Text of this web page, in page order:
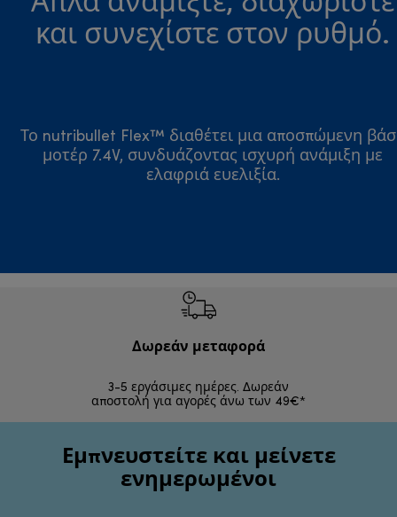
και συνεχίστε στον ρυθμό.
Το nutribullet Flex™ διαθέτει μια αποσπώμενη
μοτέρ 7.4V, συνδυάζοντας ισχυρή ανάμιξη με
ελαφριά ευελιξία.
Δωρεάν μεταφορά
3-5 εργάσιμες ημέρες. Δωρεάν
αποστολή για αγορές άνω των 49€*
Εμπνευστείτε και μείνετε
ενημερωμένοι